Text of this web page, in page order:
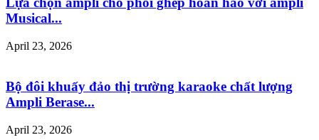
Musical...
April 23, 2026
Bộ đôi khuấy đảo thị trường karaoke chất lượng
Ampli Berase...
April 23, 2026